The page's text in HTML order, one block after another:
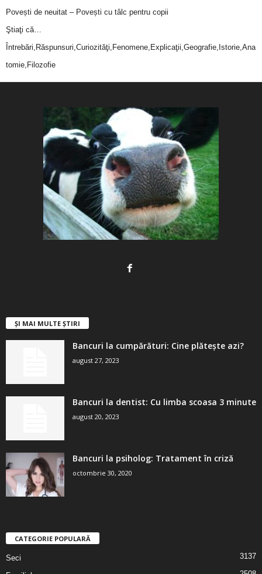
Povești de neuitat – Povești cu tâlc pentru copii
Ştiaţi că…
Întrebări,Răspunsuri,Curiozităţi,Fenomene,Explicaţii,Geografie,Istorie,Ana
tomie,Filozofie
ȘI MAI MULTE ȘTIRI
Bancuri la cumpărături: Cine plătește azi?
august 27, 2023
Bancuri la dentist: Cu limba scoasa 3 minute
august 20, 2023
Bancuri la psiholog: Tratament în criză
octombrie 30, 2020
CATEGORIE POPULARĂ
Seci 3137